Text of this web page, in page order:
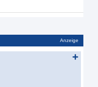
Anzeige